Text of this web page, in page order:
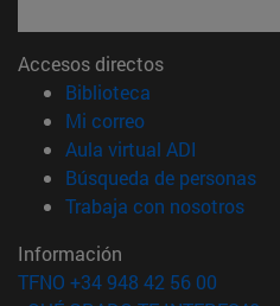
Accesos directos
Biblioteca
Mi correo(abre en nueva
Aula virtual ADI
Búsqueda de personas
Trabaja con nosotros
Información
TFNO +34 948 42 56 00